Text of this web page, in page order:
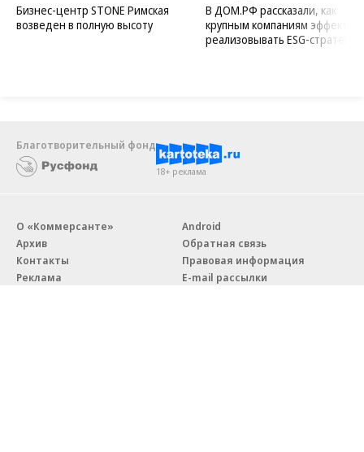
Бизнес-центр STONE Римская
возведен в полную высоту
В ДОМ.РФ рассказали, как
крупным компаниям
реализовывать ESG-стратегию
Благотворительный фонд
18+ реклама
О «Коммерсанте»
Архив
Контакты
Реклама
Android
Обратная связь
Правовая информация
E-mail рассылки